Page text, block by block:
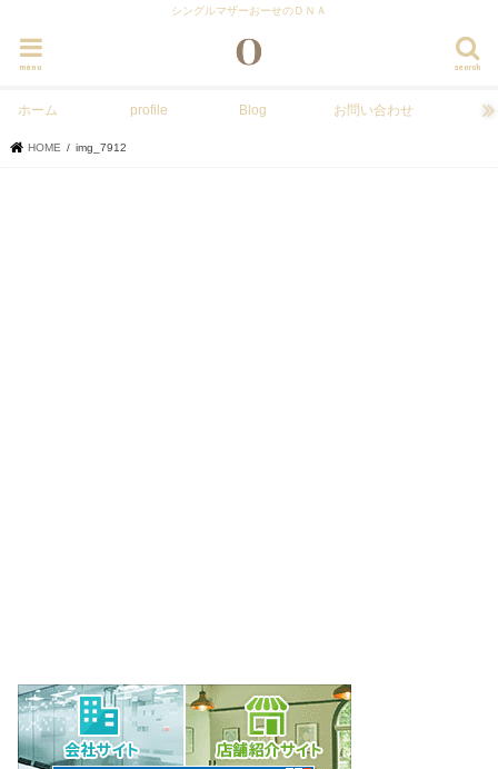
シングルマザーおーせのＤＮＡ
search
menu
ホーム profile Blog お問い合わせ
HOME img_7912